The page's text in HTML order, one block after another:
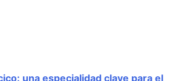
una especialidad clave para el